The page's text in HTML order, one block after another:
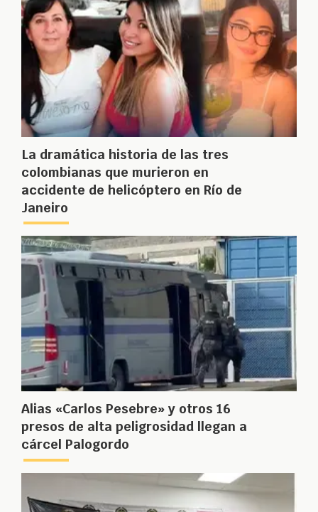
La dramática historia de las tres
colombianas que murieron en
accidente de helicóptero en Río de
Janeiro
Alias «Carlos Pesebre» y otros 16
presos de alta peligrosidad llegan a
cárcel Palogordo